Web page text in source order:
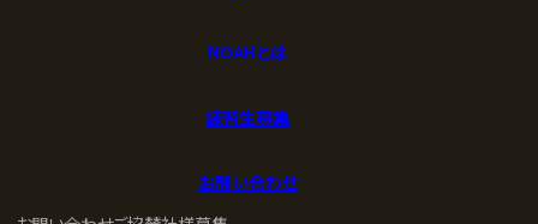
NOAHとは
練習生募集
お問い合わせ